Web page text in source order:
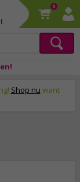
0
Shop nu want